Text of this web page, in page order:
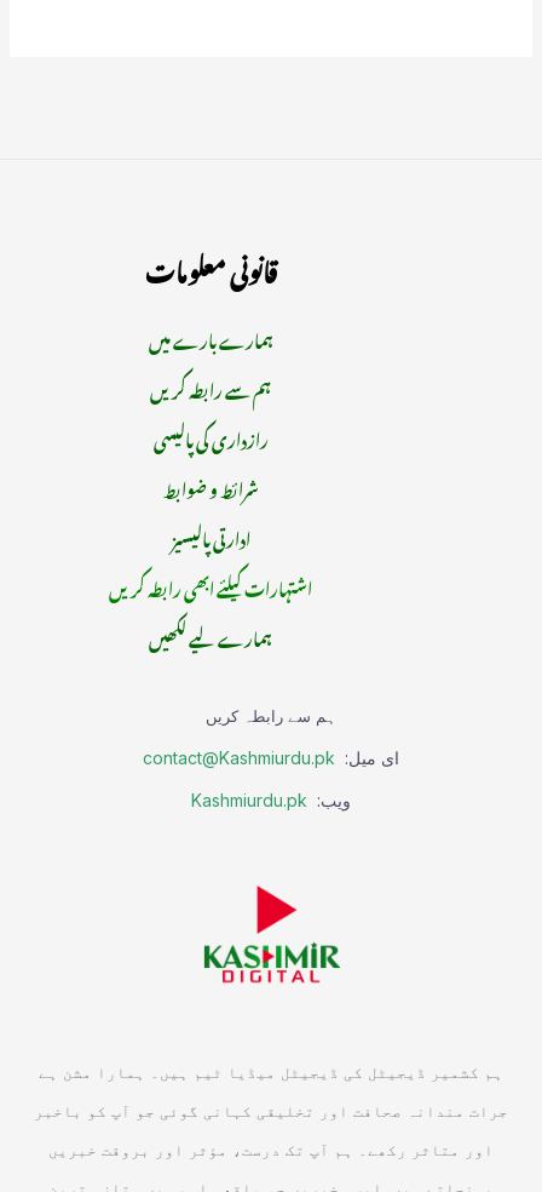
قانونی معلومات
ہمارے بارے میں
ہم سے رابطہ کریں
رازداری کی پالیسی
شرائط و ضوابط
ادارتی پالیسیز
اشتہارات کیلئے ابھی رابطہ کریں
ہمارے لیے لکھیں
ہم سے رابطہ کریں
ای میل: contact@Kashmiurdu.pk
ویب: Kashmiurdu.pk
ہم کشمیر ڈیجیٹل کی ڈیجیٹل میڈیا ٹیم ہیں۔ ہمارا مشن ہے
جرات مندانہ صحافت اور تخلیقی کہانی گوئی جو آپ کو باخبر
اور متاثر رکھے۔ ہم آپ تک درست، مؤثر اور بروقت خبریں